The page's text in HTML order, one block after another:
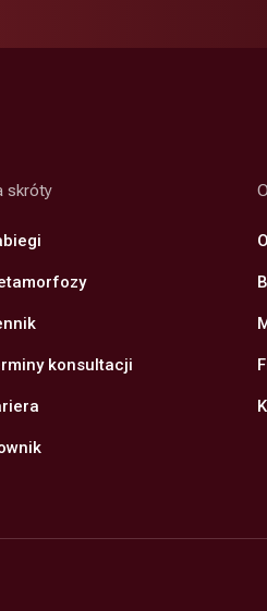
skróty
konsultacji